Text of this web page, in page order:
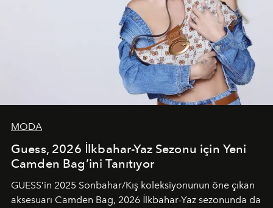
MODA
Guess, 2026 İlkbahar-Yaz Sezonu için Yeni
Camden Bag’ini Tanıtıyor
GUESS’in 2025 Sonbahar/Kış koleksiyonunun öne çıkan
aksesuarı Camden Bag, 2026 İlkbahar-Yaz sezonunda da